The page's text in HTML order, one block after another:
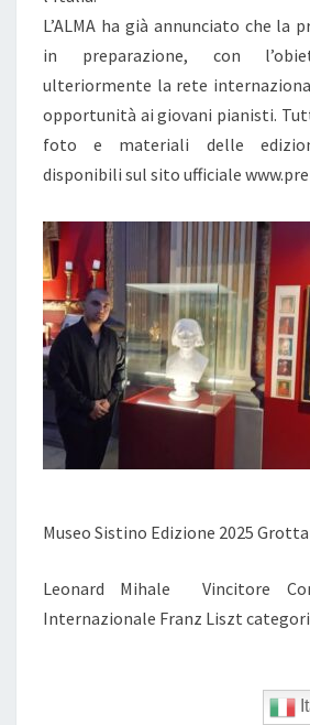
L’ALMA ha già annunciato che la
in preparazione, con
ulteriormente la rete
opportunità ai giovani pianisti.
foto e materiali delle
disponibili sul sito ufficiale
Museo Sistino Edizione 2025
Leonard Mihale Vincitore
Internazionale Franz Liszt